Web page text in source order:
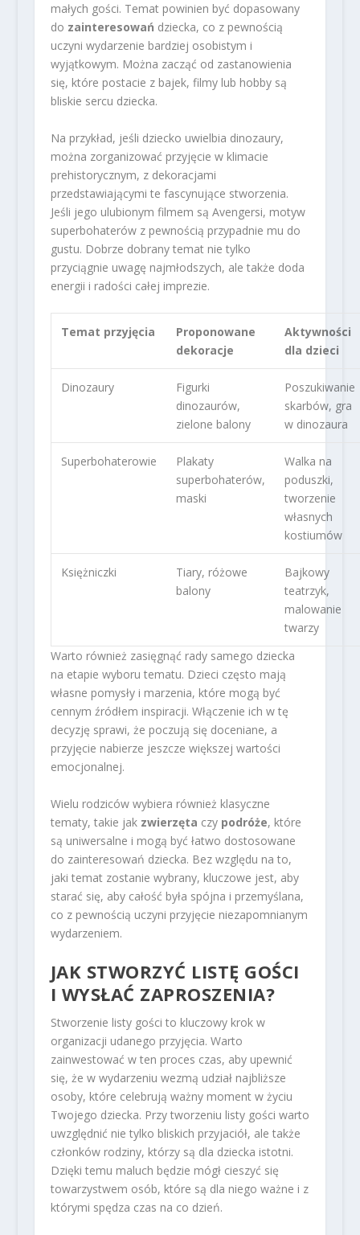
małych gości. Temat powinien być dopasowany
do zainteresowań dziecka, co z pewnością
uczyni wydarzenie bardziej osobistym i
wyjątkowym. Można zacząć od zastanowienia
się, które postacie z bajek, filmy lub hobby są
bliskie sercu dziecka.
Na przykład, jeśli dziecko uwielbia dinozaury,
można zorganizować przyjęcie w klimacie
prehistorycznym, z dekoracjami
przedstawiającymi te fascynujące stworzenia.
Jeśli jego ulubionym filmem są Avengersi, motyw
superbohaterów z pewnością przypadnie mu do
gustu. Dobrze dobrany temat nie tylko
przyciągnie uwagę najmłodszych, ale także doda
energii i radości całej imprezie.
Temat przyjęcia
Proponowane
dekoracje
Aktywności
dla dzieci
Dinozaury
Figurki
dinozaurów,
zielone balony
Poszukiwanie
skarbów, gra
w dinozaura
Superbohaterowie
Plakaty
superbohaterów,
maski
Walka na
poduszki,
tworzenie
własnych
kostiumów
Księżniczki
Tiary, różowe
balony
Bajkowy
teatrzyk,
malowanie
twarzy
Warto również zasięgnąć rady samego dziecka
na etapie wyboru tematu. Dzieci często mają
własne pomysły i marzenia, które mogą być
cennym źródłem inspiracji. Włączenie ich w tę
decyzję sprawi, że poczują się doceniane, a
przyjęcie nabierze jeszcze większej wartości
emocjonalnej.
Wielu rodziców wybiera również klasyczne
tematy, takie jak zwierzęta czy podróże, które
są uniwersalne i mogą być łatwo dostosowane
do zainteresowań dziecka. Bez względu na to,
jaki temat zostanie wybrany, kluczowe jest, aby
starać się, aby całość była spójna i przemyślana,
co z pewnością uczyni przyjęcie niezapomnianym
wydarzeniem.
JAK STWORZYĆ LISTĘ GOŚCI
I WYSŁAĆ ZAPROSZENIA?
Stworzenie listy gości to kluczowy krok w
organizacji udanego przyjęcia. Warto
zainwestować w ten proces czas, aby upewnić
się, że w wydarzeniu wezmą udział najbliższe
osoby, które celebrują ważny moment w życiu
Twojego dziecka. Przy tworzeniu listy gości warto
uwzględnić nie tylko bliskich przyjaciół, ale także
członków rodziny, którzy są dla dziecka istotni.
Dzięki temu maluch będzie mógł cieszyć się
towarzystwem osób, które są dla niego ważne i z
którymi spędza czas na co dzień.